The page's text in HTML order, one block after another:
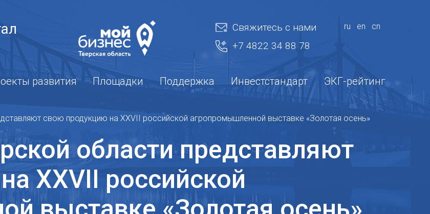
Свяжитесь с нами
+7 4822 34 88 78
ru en cn
развития Площадки Поддержка Инвестстандарт ЭКГ-рейтинг
свою продукцию на XXVII российской агропромышленной выставке «Золотая осень»
области представляют
XXVII российской